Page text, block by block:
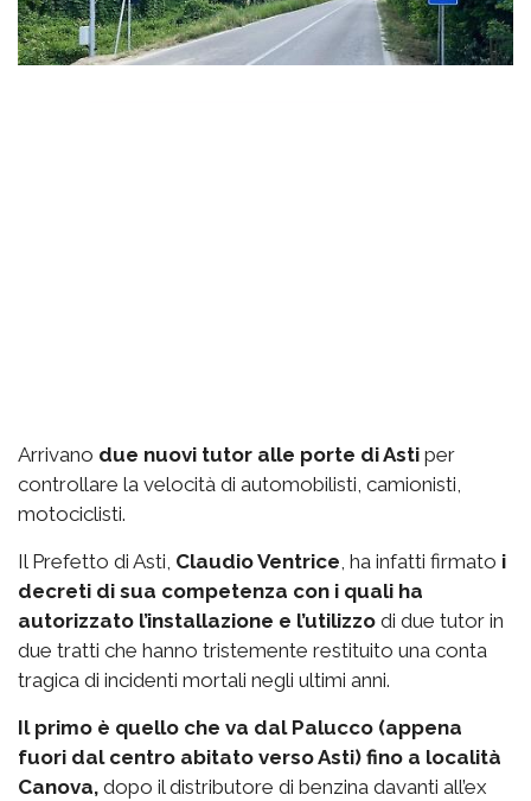
Arrivano due nuovi tutor alle porte di Asti per
controllare la velocità di automobilisti, camionisti,
motociclisti.
Il Prefetto di Asti, Claudio Ventrice, ha infatti firmato i
decreti di sua competenza con i quali ha
autorizzato l’installazione e l’utilizzo di due tutor in
due tratti che hanno tristemente restituito una conta
tragica di incidenti mortali negli ultimi anni.
Il primo è quello che va dal Palucco (appena
fuori dal centro abitato verso Asti) fino a località
Canova, dopo il distributore di benzina davanti all’ex